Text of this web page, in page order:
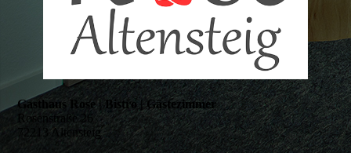
Gasthaus Rose | Bistro | Gästezimmer
Rosenstraße 26
72213 Altensteig